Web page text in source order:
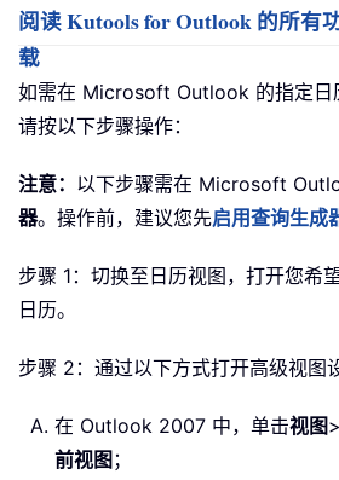
阅读 Kutools for Outlook 的所有
载
如需在 Microsoft Outlook 的指定日
请按以下步骤操作：
注意： 以下步骤需在 Microsoft
器。操作前，建议您先启用查询生成
步骤 1：切换至日历视图，打开您希
日历。
步骤 2：通过以下方式打开高级视图
在 Outlook 2007 中，单击视图>
前视图 ；